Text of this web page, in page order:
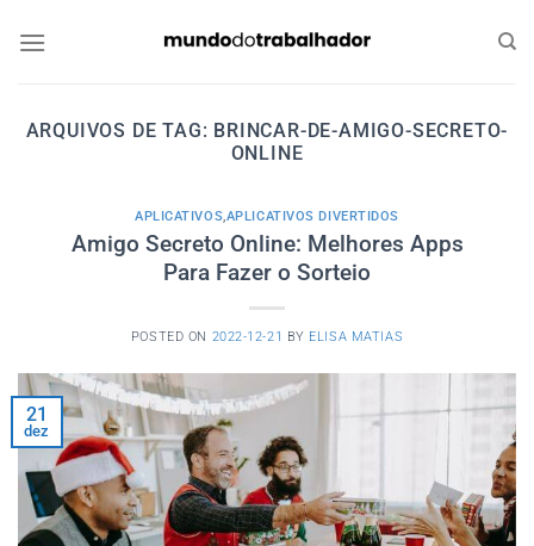
ARQUIVOS DE TAG: BRINCAR-DE-AMIGO-SECRETO-
ONLINE
APLICATIVOS,APLICATIVOS DIVERTIDOS
Amigo Secreto Online: Melhores Apps
Para Fazer o Sorteio
POSTED ON 2022-12-21 BY ELISA MATIAS
21
dez